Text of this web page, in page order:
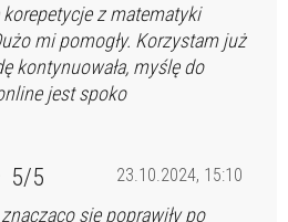
z matematyki
mi pomogły. Korzystam już
kontynuowała, myślę do
jest spoko
23.10.2024, 15:10
5/5
się poprawiły po